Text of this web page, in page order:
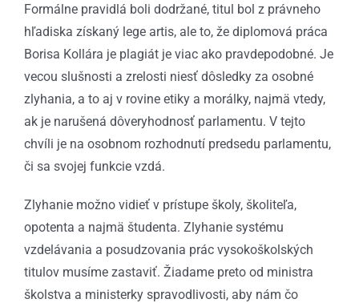
Formálne pravidlá boli dodržané, titul bol z právneho
hľadiska získaný lege artis, ale to, že diplomová práca
Borisa Kollára je plagiát je viac ako pravdepodobné. Je
vecou slušnosti a zrelosti niesť dôsledky za osobné
zlyhania, a to aj v rovine etiky a morálky, najmä vtedy,
ak je narušená dôveryhodnosť parlamentu. V tejto
chvíli je na osobnom rozhodnutí predsedu parlamentu,
či sa svojej funkcie vzdá.
Zlyhanie možno vidieť v prístupe školy, školiteľa,
opotenta a najmä študenta. Zlyhanie systému
vzdelávania a posudzovania prác vysokoškolských
titulov musíme zastaviť. Žiadame preto od ministra
školstva a ministerky spravodlivosti, aby nám čo